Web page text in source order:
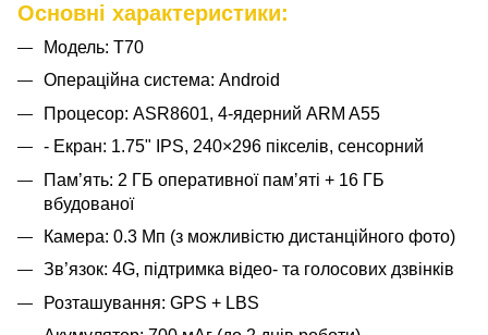
Основні характеристики:
Модель: T70
Операційна система: Android
Процесор: ASR8601, 4-ядерний ARM A55
- Екран: 1.75" IPS, 240×296 пікселів, сенсорний
Пам’ять: 2 ГБ оперативної памʼяті + 16 ГБ
вбудованої
Камера: 0.3 Мп (з можливістю дистанційного фото)
Зв’язок: 4G, підтримка відео- та голосових дзвінків
Розташування: GPS + LBS